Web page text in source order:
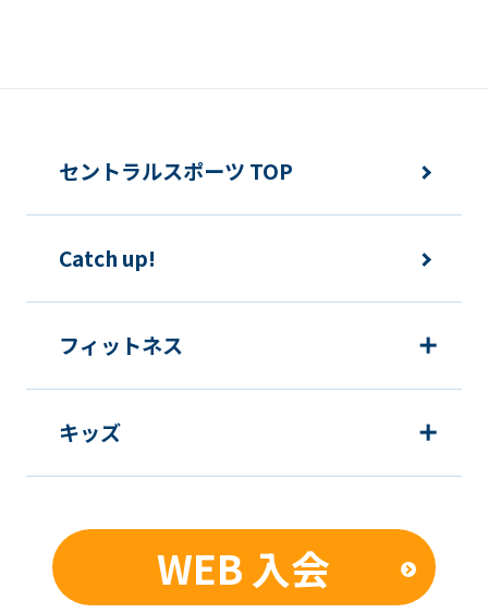
セントラルスポーツ TOP
Catch up!
フィットネス
キッズ
WEB 入会